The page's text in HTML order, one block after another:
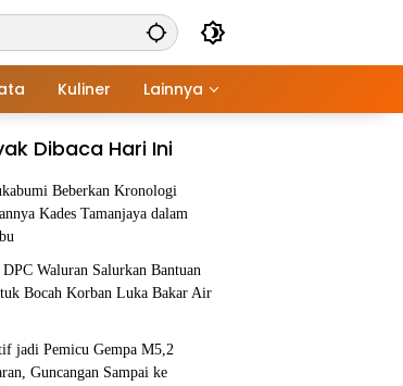
Kuliner Lainnya
Dibaca Hari Ini
Beberkan Kronologi
Kades Tamanjaya dalam
Waluran Salurkan Bantuan
Bocah Korban Luka Bakar Air
jadi Pemicu Gempa M5,2
Guncangan Sampai ke